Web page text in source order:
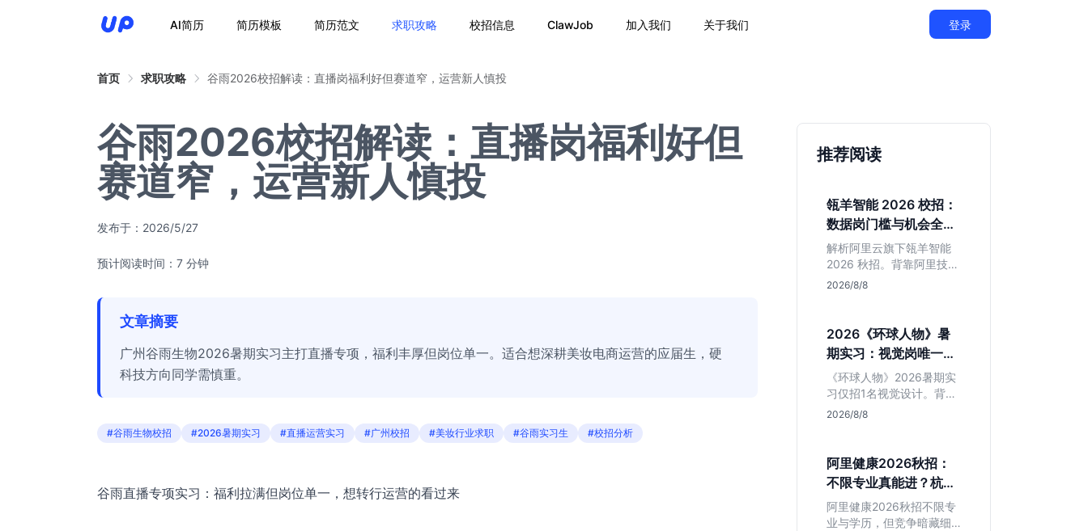
AI简历 简历模板 简历范文 求职攻略 校招信息 ClawJob 加入我们 关于我们 登录
首页 求职攻略 谷雨2026校招解读：直播岗福利好但赛道窄，运营新人慎投
谷雨2026校招解读：直播岗福利好但
赛道窄，运营新人慎投
发布于： 2026/5/27
预计阅读时间：7 分钟
文章摘要
广州谷雨生物2026暑期实习主打直播专项，福利丰厚但岗位单一。适合想深耕美妆电商运营的应届生，硬
科技方向同学需慎重。
#谷雨生物校招 #2026暑期实习 #直播运营实习 #广州校招 #美妆行业求职 #谷雨实习生 #校招分析
谷雨直播专项实习：福利拉满但岗位单一，想转行运营的看过来
推荐阅读
瓴羊智能 2026 校招：
数据岗门槛与机会全拆
解
解析阿里云旗下瓴羊智能
2026 秋招。背靠阿里技术
底座，主打 DaaS 业务。
估 B 端数据路线的成长曲
线与抗压挑战，助你判断
是否值得投递。
2026/8/8
2026《环球人物》暑
期实习：视觉岗唯一名
额值不值得冲？
《环球人物》2026暑期实
习仅招1名视觉设计。背靠
人民日报社，央媒背书极
简历、能接受严谨流程的
设计生，想进大厂快节奏
者慎投。
2026/8/8
阿里健康2026秋招：
不限专业真能进？杭州
大厂最后的捡漏机会
阿里健康2026秋招不限专
业与学历，但竞争暗藏细